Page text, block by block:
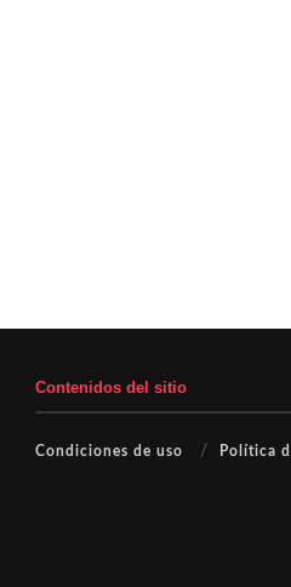
Contenidos del sitio
Condiciones de uso Política